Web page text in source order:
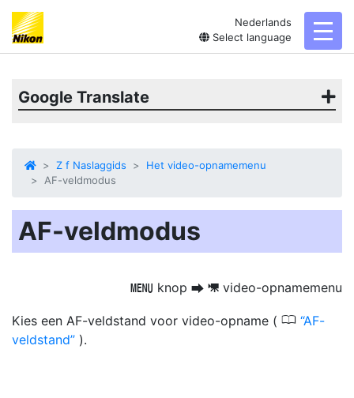
Nederlands
Select language
Google Translate
Z f Naslaggids
Het video-opnamemenu
AF-veldmodus
AF-veldmodus
G knop U 1 video-opnamemenu
Kies een AF-veldstand voor video-opname ( 0 AF-
veldstand
).